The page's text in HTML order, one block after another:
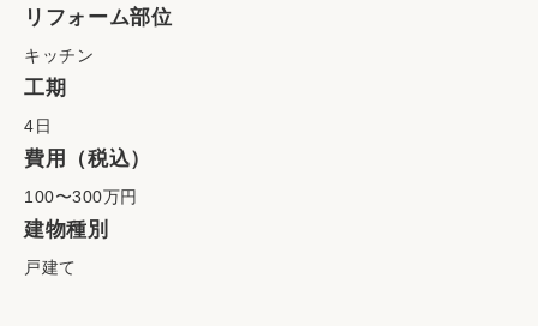
リフォーム部位
キッチン
工期
4日
費用（税込）
100〜300万円
建物種別
戸建て